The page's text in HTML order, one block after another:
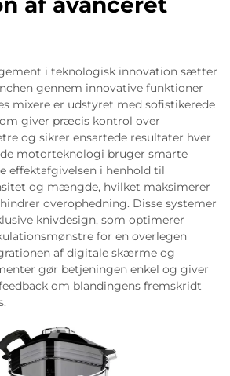
i teknologisk innovation sætter
gennem innovative funktioner
mixere er udstyret med sofistikerede
giver præcis kontrol over
og sikrer ensartede resultater hver
motorteknologi bruger smarte
effektafgivelsen i henhold til
og mængde, hvilket maksimerer
overophedning. Disse systemer
knivdesign, som optimerer
for en overlegen
af digitale skærme og
gør betjeningen enkel og giver
om blandingens fremskridt